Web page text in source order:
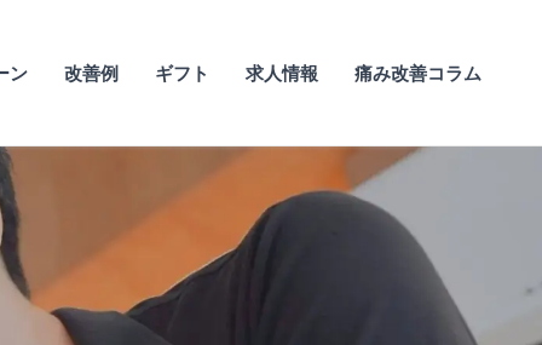
ン 改善例 ギフト 求人情報 痛み改善コラム